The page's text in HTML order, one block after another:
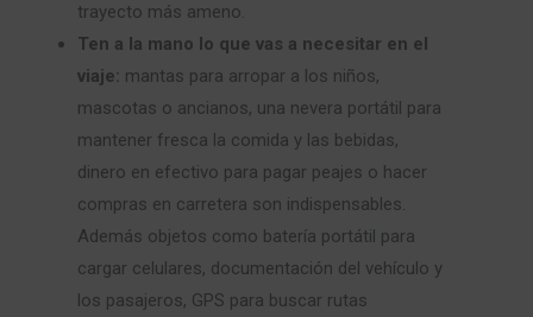
trayecto más ameno.
Ten a la mano lo que vas a necesitar en el
viaje: mantas para arropar a los niños,
mascotas o ancianos, una nevera portátil para
mantener fresca la comida y las bebidas,
dinero en efectivo para pagar peajes o hacer
compras en carretera son indispensables.
Además objetos como batería portátil para
cargar celulares, documentación del vehículo y
los pasajeros, GPS para buscar rutas